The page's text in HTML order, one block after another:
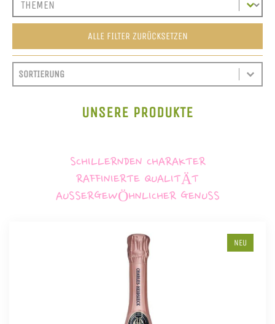
ALLE FILTER ZURÜCKSETZEN
SORTIEREN
SORT CONTENT
SORT CONTENT
UNSERE PRODUKTE
SCHILLERNDEN CHARAKTER
RAFFINIERTE QUALITÄT
AUSSERGEWÖHNLICHER GENUSS
NEU